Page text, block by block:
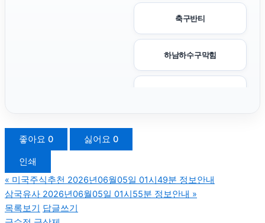
축구반티
하남하수구막힘
광고대행사
좋아요 0 싫어요 0
인쇄
« 미국주식추천 2026년06월05일 01시49분 정보안내
삼국유사 2026년06월05일 01시55분 정보안내 »
목록보기 답글쓰기